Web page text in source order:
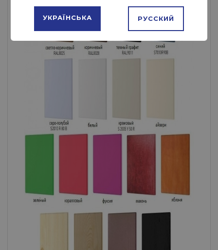
УКРАЇНСЬКА РУССКИЙ